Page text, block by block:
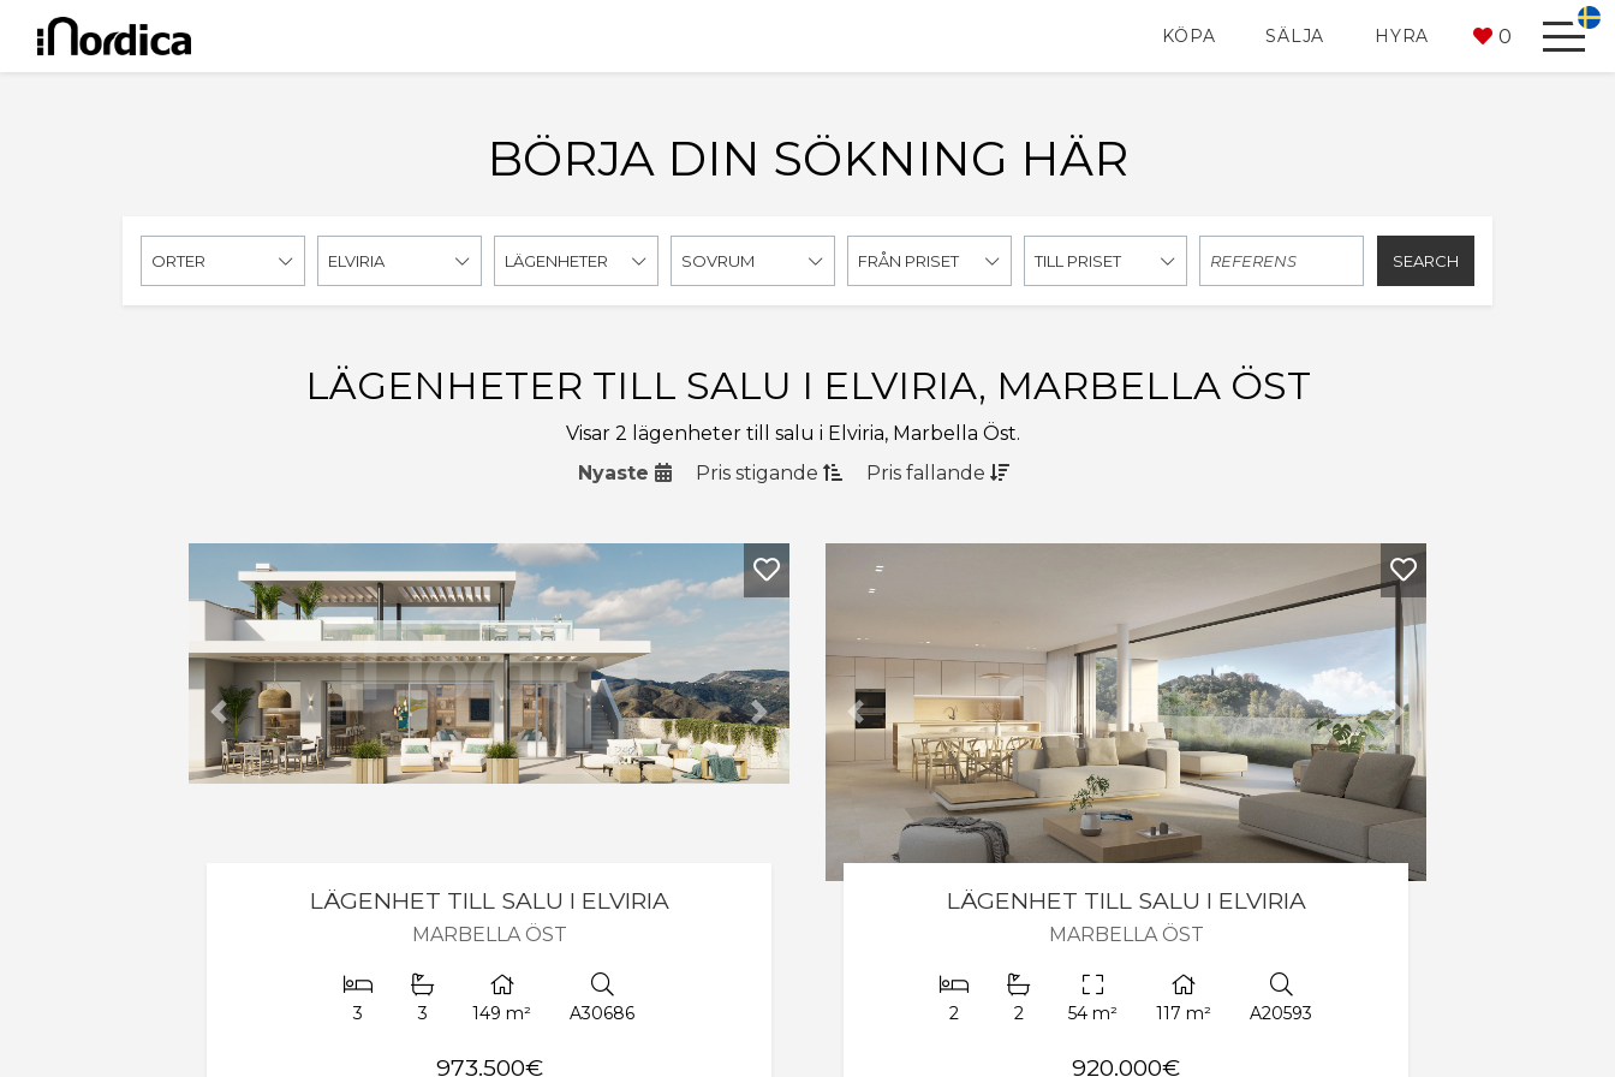
KÖPA SÄLJA HYRA 0
BÖRJA DIN SÖKNING HÄR
ORTER ELVIRIA LÄGENHETER SOVRUM FRÅN PRISET TILL PRISET SEARCH
LÄGENHETER TILL SALU I ELVIRIA, MARBELLA ÖST
Visar 2 lägenheter till salu i Elviria, Marbella Öst.
Nyaste
Pris stigande Pris fallande
Tidigare Nästa
LÄGENHET TILL SALU I ELVIRIA
MARBELLA ÖST
3 3 149 m² A30686
973.500€
Tidigare Nästa
LÄGENHET TILL SALU I ELVIRIA
MARBELLA ÖST
2 2 54 m² 117 m² A20593
920.000€